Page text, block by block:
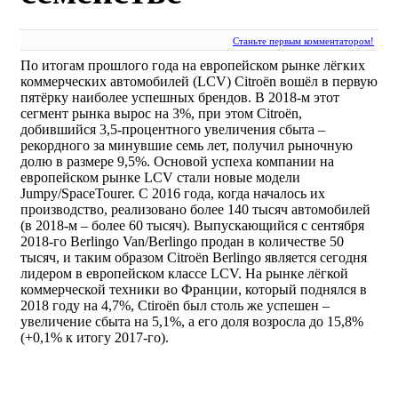
Станьте первым комментатором!
По итогам прошлого года на европейском рынке лёгких
коммерческих автомобилей (LCV) Citroën вошёл в первую
пятёрку наиболее успешных брендов. В 2018-м этот
сегмент рынка вырос на 3%, при этом Citroën,
добившийся 3,5-процентного увеличения сбыта –
рекордного за минувшие семь лет, получил рыночную
долю в размере 9,5%. Основой успеха компании на
европейском рынке LCV стали новые модели
Jumpy/SpaceTourer. С 2016 года, когда началось их
производство, реализовано более 140 тысяч автомобилей
(в 2018-м – более 60 тысяч). Выпускающийся с сентября
2018-го Berlingo Van/Berlingo продан в количестве 50
тысяч, и таким образом Citroën Berlingo является сегодня
лидером в европейском классе LCV. На рынке лёгкой
коммерческой техники во Франции, который поднялся в
2018 году на 4,7%, Ctiroën был столь же успешен –
увеличение сбыта на 5,1%, а его доля возросла до 15,8%
(+0,1% к итогу 2017-го).